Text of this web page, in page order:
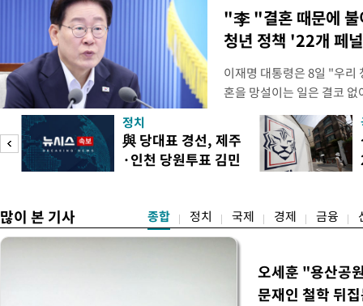
"李 "결혼 때문에
청년 정책 '22개 페
이재명 대통령은 8일 "우리
혼을 망설이는 일은 결코
하는 제도가 있을 경우 편
다. 이 대통령은 이날 오후
로 찾은 결혼 페널티 22개'
이 대통령은 "결혼으로 인
정치
與 당대표 경선, 제주
·인천 당원투표 김민
많이 본 기사 종합 정치 국제 경제 금융
오세훈 "용산공
문재인 철학 뒤